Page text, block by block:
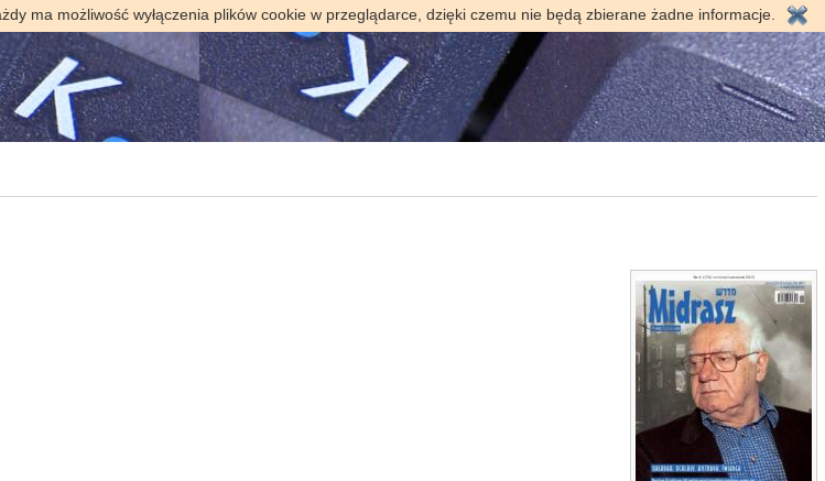
ma możliwość wyłączenia plików cookie w przeglądarce, dzięki czemu nie będą zbierane żadne informacje.